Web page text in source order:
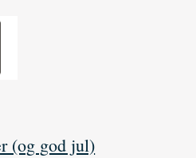
(og god jul)